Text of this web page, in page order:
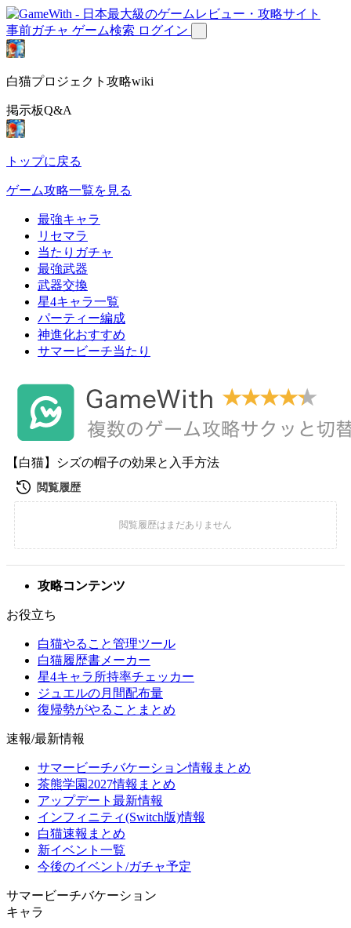
事前ガチャ ゲーム検索 ログイン
白猫プロジェクト攻略wiki
掲示板Q&A
トップに戻る
ゲーム攻略一覧を見る
最強キャラ
リセマラ
当たりガチャ
最強武器
武器交換
星4キャラ一覧
パーティー編成
神進化おすすめ
サマービーチ当たり
【白猫】シズの帽子の効果と入手方法
攻略コンテンツ
お役立ち
白猫やること管理ツール
白猫履歴書メーカー
星4キャラ所持率チェッカー
ジュエルの月間配布量
復帰勢がやることまとめ
速報/最新情報
サマービーチバケーション情報まとめ
茶熊学園2027情報まとめ
アップデート最新情報
インフィニティ(Switch版)情報
白猫速報まとめ
新イベント一覧
今後のイベント/ガチャ予定
サマービーチバケーション
キャラ